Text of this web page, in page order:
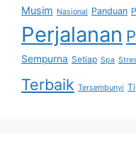
Musim Nasional Panduan
Perjalanan
Sempurna Setiap Spa Stres
Terbaik Tersembunyi